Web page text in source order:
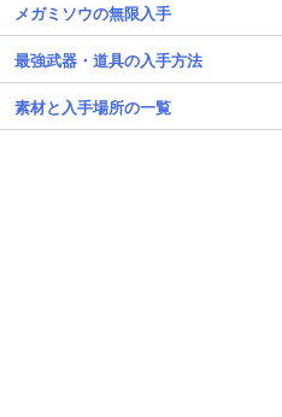
メガミソウの無限入手
最強武器・道具の入手方法
素材と入手場所の一覧